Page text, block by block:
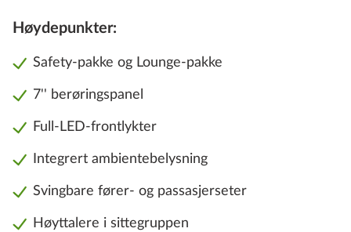
Høydepunkter:
Safety-pakke og Lounge-pakke
7'' berøringspanel
Full-LED-frontlykter
Integrert ambientebelysning
Svingbare fører- og passasjerseter
Høyttalere i sittegruppen